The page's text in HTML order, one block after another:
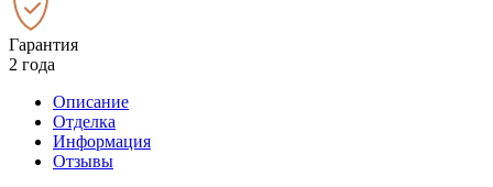
Гарантия
2 года
Описание
Отделка
Информация
Отзывы